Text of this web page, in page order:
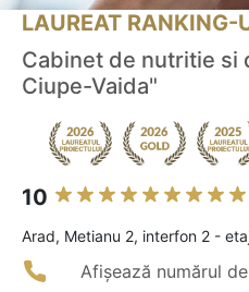
LAUREAT RANKING-
Cabinet de nutritie si
Ciupe-Vaida"
10
Arad, Metianu 2, interfon 2 -
Afișează numărul